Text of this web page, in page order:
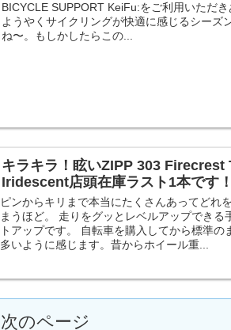
BICYCLE SUPPORT KeiFu:をご利用いただき
ようやくサイクリングが快適に感じるシーズ
ね〜。もしかしたらこの...
キラキラ！眩いZIPP 303
Iridescent店頭在庫ラスト1本です！
ピンからキリまで本当にたくさんあってどれ
まうほど。 走りをグッとレベルアップできる
トアップです。 自転車を購入してから標準の
多いように感じます。昔からホイール重...
次のページ